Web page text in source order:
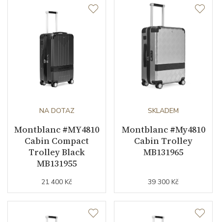
NA DOTAZ
Montblanc #MY4810
Cabin Compact
Trolley Black
MB131955
21 400 Kč
SKLADEM
Montblanc #My4810
Cabin Trolley
MB131965
39 300 Kč